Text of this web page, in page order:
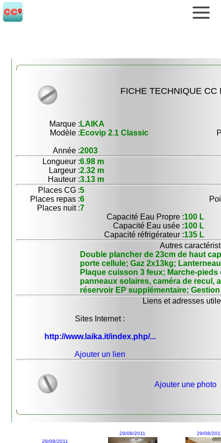
FICHE TECHNIQUE CC
Marque : LAIKA
Modèle : Ecovip 2.1 Classic
Année :2003
Longueur :6.98 m
Largeur :2.32 m
Hauteur :3.13 m
Places CG :5
Places repas :6
Places nuit :7
Capacité Eau Propre :100 L
Capacité Eau usée :100 L
Capacité réfrigérateur :135 L
Autres
Double plancher de 23cm de haut
porte cellule; Gaz 2x13kg;
Plaque cuisson 3 feux; Marche-
panneaux solaires, caméra de recul,
réservoir EP supplémentaire;
Liens et adresses
Sites Internet :
http://www.laika.it/index.php/...
Ajouter un lien
Ajouter une photo
29/08/2011
29/08/2011 29/08/